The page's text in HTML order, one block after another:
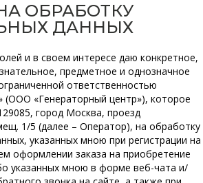
ОБРАБОТКУ
ДАННЫХ
и в своем интересе даю конкретное,
предметное и однозначное
ответственностью
(ООО «Генераторный центр»), которое
город Москва, проезд
1/5 (далее – Оператор), на обработку
указанных мною при регистрации на
оформлении заказа на приобретение
указанных мною в форме веб-чата и/